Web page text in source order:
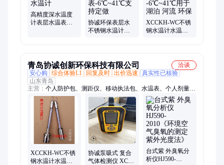
线探测仪定位仪、个人剂量报警仪、车用尿素检定仪、应急防护
包、手持热电风速仪、OBD诊断仪、工业内窥镜、车用尾气分析
仪、移动执法包、测距仪、职业卫生监督、多参数气体检测仪、
高精度深水温度
计表层水温表海
协诚环保表层水
不锈钢水温计水
XCCKH-WC不锈
钢水温计水温表
青岛协诚创新环保科技有限公司
洽谈
安心购
综合体验L1 回复及时 出价迅速
真实性已核验
山东青岛
主营： 个人防护包、测距仪、移动执法包、水温表、个人剂量报
警仪、多参数气体检测仪、水样采样设备、水质检测仪、手持热
电风速仪、便携式土壤重金属检测、移动源执法监测设备、生态
环境保护执法设备、单人防护装备、职业卫生监督快检设备、通
用车载诊断仪、便携式油烟检测仪、粉尘测定仪、便携林格曼黑
度检测仪、应急防护包、移动执法箱、职业卫生监督执法设备、
生态环境保护综合装备、水质快检试剂包、手持式光离子化检测
仪、testo德图
XCCKH-WC不锈
钢水温计水温表
协诚泵吸式 复合
气体检测仪 XCC-
台式紫 外臭氧分
析仪HJ590-